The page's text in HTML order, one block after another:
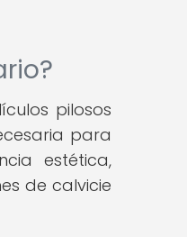
pilosos
para
estética,
de calvicie